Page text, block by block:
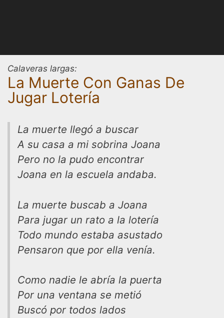
Calaveras largas:
La Muerte Con Ganas De
Jugar Lotería
La muerte llegó a buscar
A su casa a mi sobrina Joana
Pero no la pudo encontrar
Joana en la escuela andaba.
La muerte buscab a Joana
Para jugar un rato a la lotería
Todo mundo estaba asustado
Pensaron que por ella venía.
Como nadie le abría la puerta
Por una ventana se metió
Buscó por todos lados